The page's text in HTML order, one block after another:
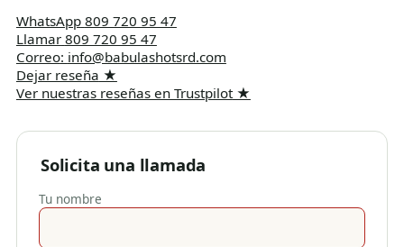
WhatsApp 809 720 95 47
Llamar 809 720 95 47
Correo: info@babulashotsrd.com
Dejar reseña ★
Ver nuestras reseñas en Trustpilot★
Solicita una llamada
Tu nombre